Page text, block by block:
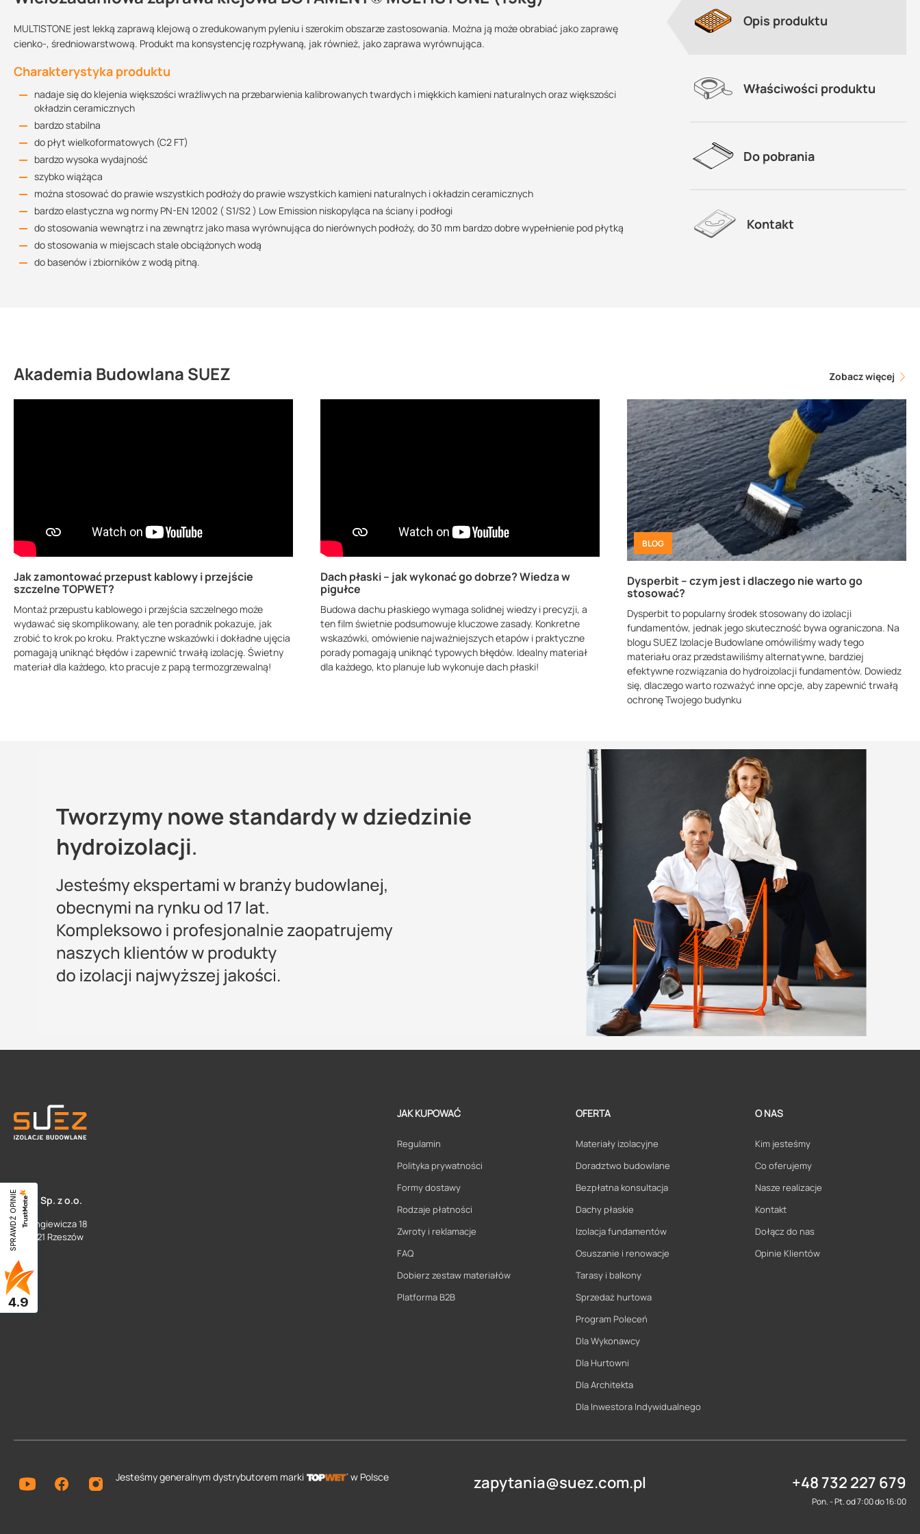
MULTISTONE jest lekką zaprawą klejową o zredukowanym pyleniu i szerokim obszarze zastosowania. Można ją może obrabiać jako zaprawę
cienko-, średniowarstwową. Produkt ma konsystencję rozpływaną, jak również, jako zaprawa wyrównująca.
Charakterystyka produktu
nadaje się do klejenia większości wrażliwych na przebarwienia kalibrowanych twardych i miękkich kamieni naturalnych oraz większości
okładzin ceramicznych
bardzo stabilna
do płyt wielkoformatowych (C2 FT)
bardzo wysoka wydajność
szybko wiążąca
można stosować do prawie wszystkich podłoży do prawie wszystkich kamieni naturalnych i okładzin ceramicznych
bardzo elastyczna wg normy PN-EN 12002 ( S1/S2 ) Low Emission niskopyląca na ściany i podłogi
do stosowania wewnątrz i na zewnątrz jako masa wyrównująca do nierównych podłoży, do 30 mm bardzo dobre wypełnienie pod płytką
do stosowania w miejscach stale obciążonych wodą
do basenów i zbiorników z wodą pitną.
Kolor:
biały
Sprzedajemy na:
opakowania
15 kg
tak
Zużycie
Paca zębata: 6 mm-ząbki = ok. 2,0 kg proszku/m2 8 mm-ząbki = ok. 2,6 kg proszku/m2 10 mm-ząbki = ok. 3,0 kg proszku/m2
312.29 KB
Karta charakterystyki
420.72 KB
Deklaracja właściwości użytkowych
607.21 KB
Maszy pytania lub wątpliwości?
Opis produktu
Właściwości produktu
Do pobrania
Kontakt
Akademia Budowlana SUEZ Zobacz więcej
Jak zamontować przepust kablowy i przejście
szczelne TOPWET?
Montaż przepustu kablowego i przejścia szczelnego może
wydawać się skomplikowany, ale ten poradnik pokazuje, jak
zrobić to krok po kroku. Praktyczne wskazówki i dokładne ujęcia
pomagają uniknąć błędów i zapewnić trwałą izolację. Świetny
materiał dla każdego, kto pracuje z papą termozgrzewalną!
Dach płaski – jak wykonać go dobrze? Wiedza w
pigułce
Budowa dachu płaskiego wymaga solidnej wiedzy i precyzji, a
ten film świetnie podsumowuje kluczowe zasady. Konkretne
wskazówki, omówienie najważniejszych etapów i praktyczne
porady pomagają uniknąć typowych błędów. Idealny materiał
dla każdego, kto planuje lub wykonuje dach płaski!
BLOG
Dysperbit – czym jest i dlaczego nie warto go
stosować?
Dysperbit to popularny środek stosowany do izolacji
fundamentów, jednak jego skuteczność bywa ograniczona. Na
blogu SUEZ Izolacje Budowlane omówiliśmy wady tego
materiału oraz przedstawiliśmy alternatywne, bardziej
efektywne rozwiązania do hydroizolacji fundamentów. Dowiedz
się, dlaczego warto rozważyć inne opcje, aby zapewnić trwałą
ochronę Twojego budynku
SUEZ Sp. z o.o.
ul. Langiewicza 18
35 - 021 Rzeszów
JAK KUPOWAĆ
Regulamin
Polityka prywatności
Formy dostawy
Rodzaje płatności
Zwroty i reklamacje
FAQ
Dobierz zestaw materiałów
Platforma B2B
OFERTA
Materiały izolacyjne
Doradztwo budowlane
Bezpłatna konsultacja
Dachy płaskie
Izolacja fundamentów
Osuszanie i renowacje
Tarasy i balkony
Sprzedaż hurtowa
Program Poleceń
Dla Wykonawcy
Dla Hurtowni
Dla Architekta
Dla Inwestora Indywidualnego
O NAS
Kim jesteśmy
Co oferujemy
Nasze realizacje
Kontakt
Dołącz do nas
Opinie Klientów
Jesteśmy generalnym dystrybutorem marki w Polsce zapytania@suez.com.pl +48 732 227 679
Pon. - Pt. od 7:00 do 16:00
SPRAWDŹ OPINIE
4.9